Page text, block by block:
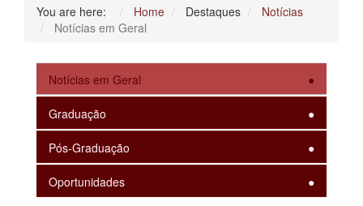
You are here: Home Destaques
Notícias
Notícias em Geral
Notícias em Geral
Graduação
Pós-Graduação
Oportunidades